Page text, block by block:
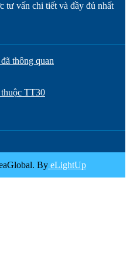
tư vấn chi tiết và đầy đủ nhất
thông quan
TT30
By eLightUp